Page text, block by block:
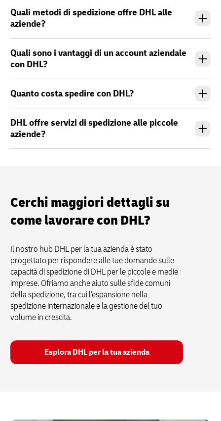
Quali metodi di spedizione offre DHL alle
aziende?
Quali sono i vantaggi di un account aziendale
con DHL?
Quanto costa spedire con DHL?
DHL offre servizi di spedizione alle piccole
aziende?
Cerchi maggiori dettagli su
come lavorare con DHL?
Il nostro hub DHL per la tua azienda è stato
progettato per rispondere alle tue domande sulle
capacità di spedizione di DHL per le piccole e medie
imprese. Ofriamo anche aiuto sulle sfide comuni
della spedizione, tra cui l'espansione nella
spedizione internazionale e la gestione del tuo
volume in crescita.
Esplora DHL per la tua azienda